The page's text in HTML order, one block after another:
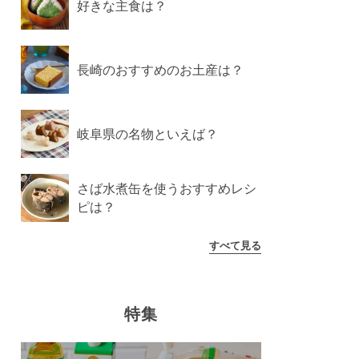
好きな主食は？
長崎のおすすめのお土産は？
岐阜県の名物といえば？
さば水煮缶を使うおすすめレシ
ピは？
すべて見る
特集